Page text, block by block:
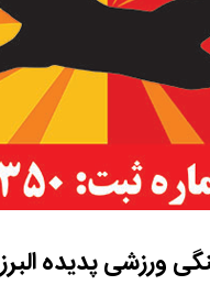
ورزشی پدیده البرز